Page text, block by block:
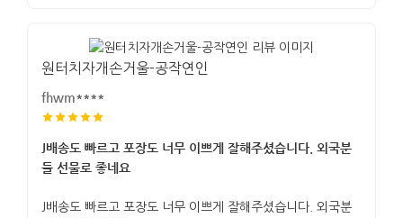
원터치자개손거울-공작연인
fhwm****
J배송도 빠르고 포장도 너무 이쁘게 잘해주셨습니다. 외국분
들 선물로 좋네요
J배송도 빠르고 포장도 너무 이쁘게 잘해주셨습니다. 외국분